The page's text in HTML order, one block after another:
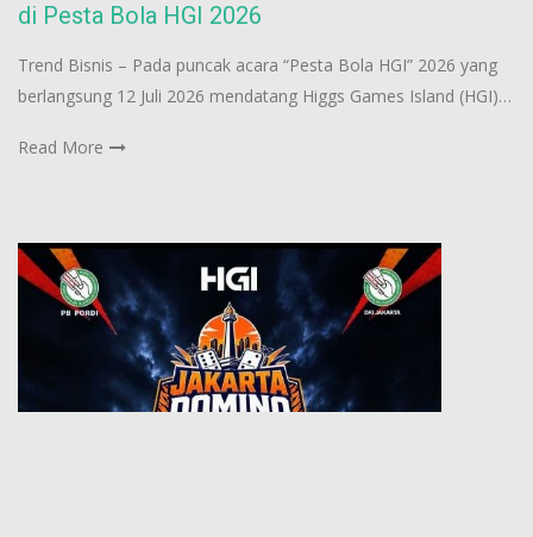
di Pesta Bola HGI 2026
Trend Bisnis – Pada puncak acara “Pesta Bola HGI” 2026 yang
berlangsung 12 Juli 2026 mendatang Higgs Games Island (HGI)…
Read More